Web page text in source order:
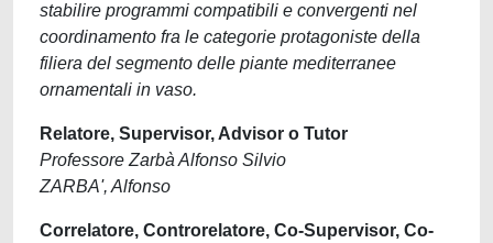
stabilire programmi compatibili e convergenti nel
coordinamento fra le categorie protagoniste della
filiera del segmento delle piante mediterranee
ornamentali in vaso.
Relatore, Supervisor, Advisor o Tutor
Professore Zarbà Alfonso Silvio
ZARBA', Alfonso
Correlatore, Controrelatore, Co-Supervisor, Co-